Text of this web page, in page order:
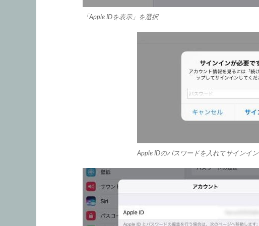
「Apple IDを表示」を選択
Apple IDのパスワードを入れてサインイン